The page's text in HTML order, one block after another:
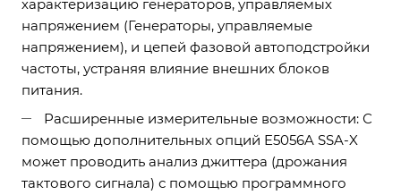
характеризацию генераторов, управляемых
напряжением (Генераторы, управляемые
напряжением), и цепей фазовой автоподстройки
частоты, устраняя влияние внешних блоков
питания.
Расширенные измерительные возможности: С
помощью дополнительных опций E5056A SSA-X
может проводить анализ джиттера (дрожания
тактового сигнала) с помощью программного